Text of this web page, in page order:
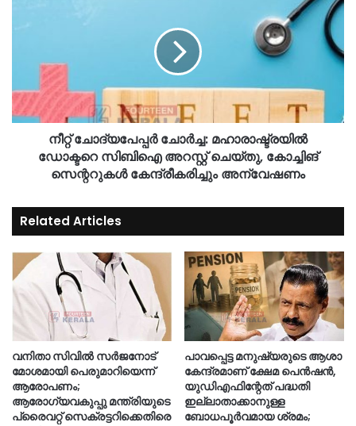
നീറ്റ് ചോദ്യപേപ്പർ ചോർച്ച: മഹാരാഷ്ട്രയിൽ
ഡോക്ടറെ സിബിഐ അറസ്റ്റ് ചെയ്തു, കോച്ചിങ്
സെന്ററുകൾ കേന്ദ്രീകരിച്ചും അന്വേഷണം
Related Articles
വനിതാ സിവിൽ സർജനോട്
മോശമായി പെരുമാറിയെന്ന്
ആരോപണം;
ആരോഗ്യവകുപ്പു മന്ത്രിയുടെ
പ്രൈവറ്റ് സെക്രട്ടറിക്കെതിരെ
പാവപ്പെട്ട മനുഷ്യരുടെ ആശാ
കേന്ദ്രമാണ് ക്ഷേമ പെൻഷൻ,
യുഡിഎഫിന്റേത് പദ്ധതി
ഇല്ലാതാക്കാനുള്ള
ബോധപൂർവമായ ശ്രമം;